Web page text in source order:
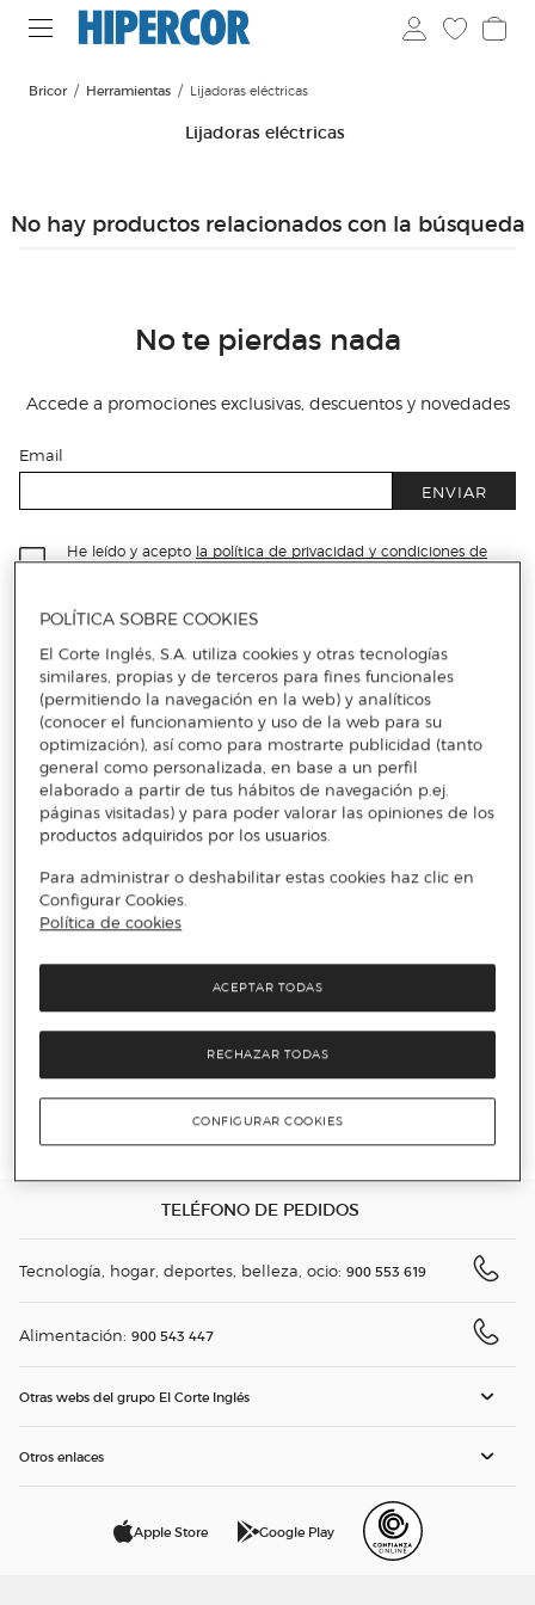
Bricor Herramientas Lijadoras eléctricas
Lijadoras eléctricas
No hay productos relacionados con la búsqueda
No te pierdas nada
Accede a promociones exclusivas, descuentos y novedades
Email
ENVIAR
He leído y acepto la política de privacidad y condiciones de
El Corte Inglés PLUS Nuestra tarjeta
Atención al cliente
COMPRA ONLINE
SÍGUENOS
TIENDAS
GRUPO EL CORTE INGLÉS
TELÉFONO DE PEDIDOS
Tecnología, hogar, deportes, belleza, ocio: 900 553 619
Alimentación: 900 543 447
Otras webs del grupo El Corte Inglés
Otros enlaces
Apple Store Google Play
POLÍTICA SOBRE COOKIES
El Corte Inglés, S.A. utiliza cookies y otras tecnologías
similares, propias y de terceros para fines funcionales
(permitiendo la navegación en la web) y analíticos
(conocer el funcionamiento y uso de la web para su
optimización), así como para mostrarte publicidad (tanto
general como personalizada, en base a un perfil
elaborado a partir de tus hábitos de navegación p.ej.
páginas visitadas) y para poder valorar las opiniones de los
productos adquiridos por los usuarios.
Para administrar o deshabilitar estas cookies haz clic en
Configurar Cookies.
Política de cookies
RECHAZAR TODAS
ACEPTAR TODAS
CONFIGURAR COOKIES